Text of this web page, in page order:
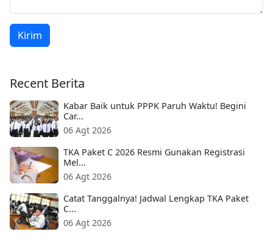
Kirim
Recent Berita
Kabar Baik untuk PPPK Paruh Waktu! Begini
Car...
06 Agt 2026
TKA Paket C 2026 Resmi Gunakan Registrasi
Mel...
06 Agt 2026
Catat Tanggalnya! Jadwal Lengkap TKA Paket
C...
06 Agt 2026